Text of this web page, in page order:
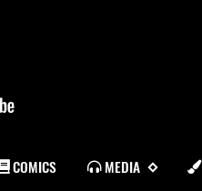
COMICS MEDIA